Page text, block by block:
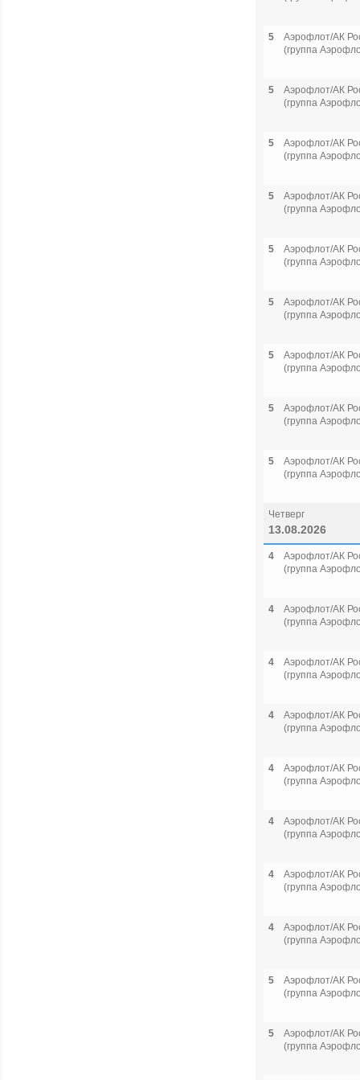
5
Аэрофлот/АК
(группа
5
Аэрофлот/АК
(группа
5
Аэрофлот/АК
(группа
5
Аэрофлот/АК
(группа
5
Аэрофлот/АК
(группа
5
Аэрофлот/АК
(группа
5
Аэрофлот/АК
(группа
5
Аэрофлот/АК
(группа
5
Аэрофлот/АК
(группа
Четверг
13.08.2026
4
Аэрофлот/АК
(группа
4
Аэрофлот/АК
(группа
4
Аэрофлот/АК
(группа
4
Аэрофлот/АК
(группа
4
Аэрофлот/АК
(группа
4
Аэрофлот/АК
(группа
4
Аэрофлот/АК
(группа
4
Аэрофлот/АК
(группа
5
Аэрофлот/АК
(группа
5
Аэрофлот/АК
(группа